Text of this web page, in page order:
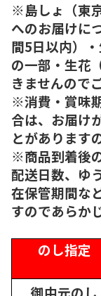
※島しょ（東
へのお届けに
間5日以内）
の一部・生花
きませんので
※消費・賞味
合は、お届け
とがあります
※商品到着後
配送日数、ゆ
在保管期間な
すのであらか
のし指定
御中元のし